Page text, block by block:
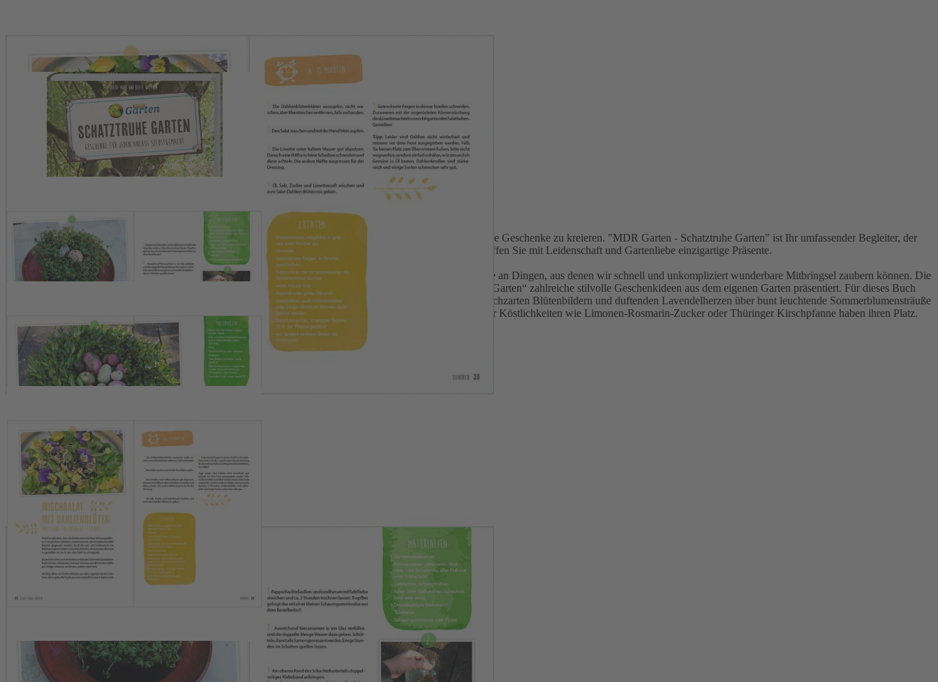
Zum Anfang der Bildergalerie springen
Artikelnr. 004612
MDR Garten - Schatztruhe Garten
Geschenke für jeden Anlass selbst gemacht.
inkl. MwSt.
Sofort lieferbar
Lassen Sie Ihrer Kreativität freien Lauf und nutzen Sie die natürlichen Schätze Ihres Gartens, um unvergessliche Geschenke zu kreieren. "MDR Garten - Schatztruhe Garten" ist Ihr umfassender Begleiter, der
Ihnen die Welt der Blüten, Früchte und Samen eröffnet. Tauchen Sie ein in eine inspirierende Reise und erschaffen Sie mit Leidenschaft und Gartenliebe einzigartige Präsente.
Beschreibung
Blüten, Früchte, Samen – unsere Gärten sind wahre Schatztruhen der Natur. Sie beschenken uns mit einer Fülle an Dingen, aus denen wir schnell und unkompliziert wunderbare Mitbringsel zaubern können. Die
Gartenjournalistin Heike Mohr und die Floristik-Meisterin Beate Walther haben bereits in der Sendung „MDR Garten“ zahlreiche stilvolle Geschenkideen aus dem eigenen Garten präsentiert. Für dieses Buch
haben die beiden ihre Lieblingsstücke zusammengestellt – zum Nachbasteln und Freude verschenken. Von hauchzarten Blütenbildern und duftenden Lavendelherzen über bunt leuchtende Sommerblumensträuße
und üppige Gestecke mit Hortensien bis hin zu feinen Papiertöpfchen für Pflanzengeschenke. Auch Rezepte für Köstlichkeiten wie Limonen-Rosmarin-Zucker oder Thüringer Kirschpfanne haben ihren Platz.
Fotos: MediaPro im LV
Hersteller:
Landwirtschaftsverlag GmbH
Hülsebrockstr. 2-8
Kontakt
Leserservice der DMM Verlagsgruppe
Hülsebrockstr. 2 - 8
48165 Münster
Kontaktformular
02501 / 801 - 4493
EU-Online-Plattform zur alternativen Streitbeilegung:ec.europa.eu/consumers/odr